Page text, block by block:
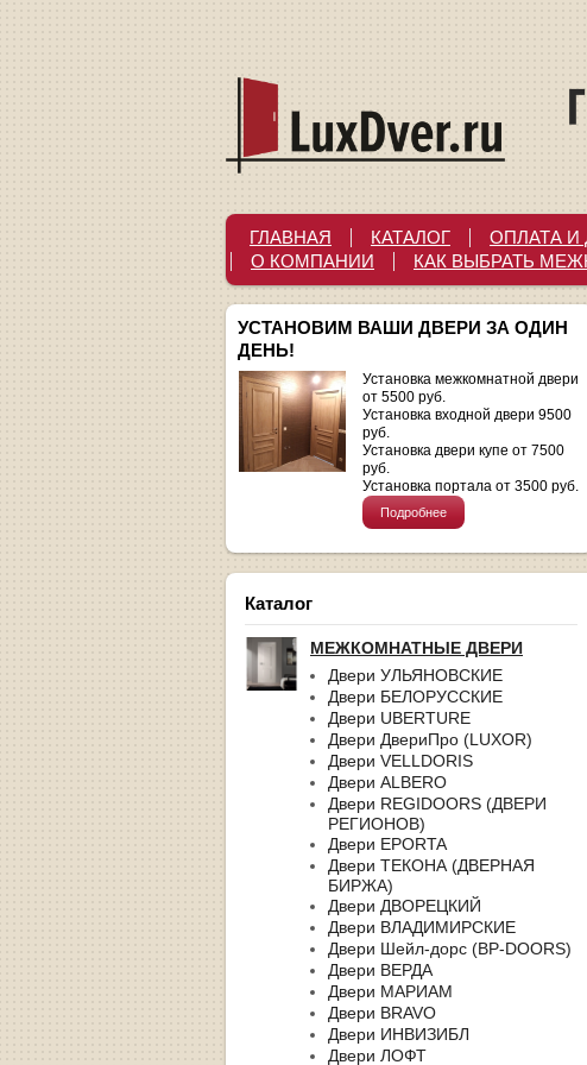
ГЛАВНАЯ КАТАЛОГ ОПЛАТА И
О КОМПАНИИ
КАК ВЫБРАТЬ
УСТАНОВИМ ВАШИ ДВЕРИ ЗА ОДИН
ДЕНЬ!
Установка межкомнатной двери
от 5500 руб.
Установка входной двери 9500
руб.
Установка двери купе от 7500
руб.
Установка портала от 3500 руб.
Подробнее
Каталог
МЕЖКОМНАТНЫЕ ДВЕРИ
Двери УЛЬЯНОВСКИЕ
Двери БЕЛОРУССКИЕ
Двери UBERTURE
Двери ДвериПро (LUXOR)
Двери VELLDORIS
Двери ALBERO
Двери REGIDOORS (ДВЕРИ
РЕГИОНОВ)
Двери EPORTA
Двери ТЕКОНА (ДВЕРНАЯ
БИРЖА)
Двери ДВОРЕЦКИЙ
Двери ВЛАДИМИРСКИЕ
Двери Шейл-дорс (BP-DOORS)
Двери ВЕРДА
Двери МАРИАМ
Двери BRAVO
Двери ИНВИЗИБЛ
Двери ЛОФТ